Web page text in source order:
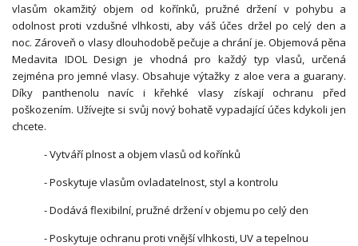
vlasům okamžitý objem od kořínků, pružné držení v pohybu a
odolnost proti vzdušné vlhkosti, aby váš účes držel po celý den a
noc. Zároveň o vlasy dlouhodobě pečuje a chrání je. Objemová pěna
Medavita IDOL Design je vhodná pro každý typ vlasů, určená
zejména pro jemné vlasy. Obsahuje výtažky z aloe vera a guarany.
Díky panthenolu navíc i křehké vlasy získají ochranu před
poškozením. Užívejte si svůj nový bohatě vypadající účes kdykoli jen
chcete.
- Vytváří plnost a objem vlasů od kořínků
- Poskytuje vlasům ovladatelnost, styl a kontrolu
- Dodává flexibilní, pružné držení v objemu po celý den
- Poskytuje ochranu proti vnější vlhkosti, UV a tepelnou